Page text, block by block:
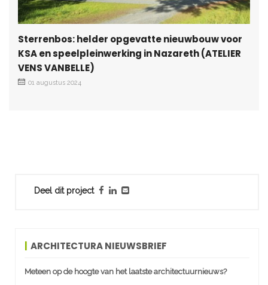
Deel dit project
ARCHITECTURA NIEUWSBRIEF
Meteen op de hoogte van het laatste architectuurnieuws?
Sterrenbos: helder opgevatte nieuwbouw voor
KSA en speelpleinwerking in Nazareth (ATELIER
VENS VANBELLE)
01 augustus 2024